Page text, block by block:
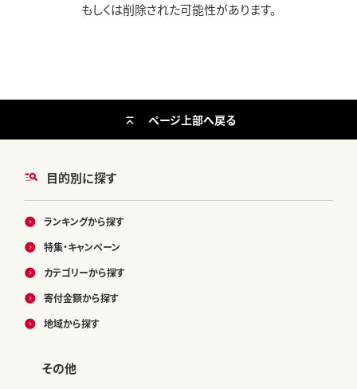
もしくは削除された可能性があります。
目的別に探す
ランキングから探す
特集・キャンペーン
カテゴリーから探す
寄付金額から探す
地域から探す
その他
ページ上部へ戻る